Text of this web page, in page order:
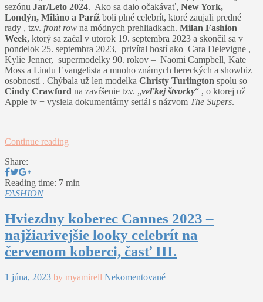
sezónu Jar/Leto 2024. Ako sa dalo očakávať, New York,
Londýn, Miláno a Paríž boli plné celebrít, ktoré zaujali predné
rady , tzv. front row na módnych prehliadkach. Milan Fashion
Week, ktorý sa začal v utorok 19. septembra 2023 a skončil sa v
pondelok 25. septembra 2023, privítal hostí ako Cara Delevigne ,
Kylie Jenner, supermodelky 90. rokov – Naomi Campbell, Kate
Moss a Lindu Evangelista a mnoho známych hereckých a showbiz
osobností . Chýbala už len modelka Christy Turlington spolu so
Cindy Crawford na zavŕšenie tzv. „veľkej štvorky“ , o ktorej už
Apple tv + vysiela dokumentárny seriál s názvom The Supers.
Continue reading
Share:
Reading time: 7 min
FASHION
Hviezdny koberec Cannes 2023 –
najžiarivejšie looky celebrít na
červenom koberci, časť III.
1 júna, 2023 by myamirell Nekomentované